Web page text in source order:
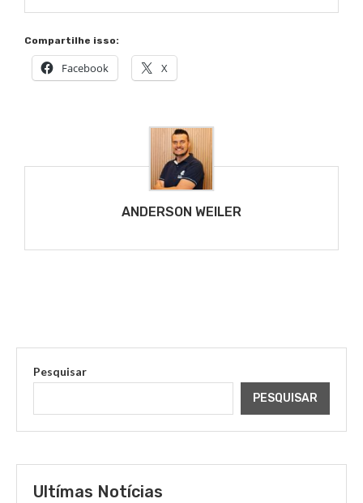
Compartilhe isso:
Facebook X
ANDERSON WEILER
Pesquisar
PESQUISAR
Ultímas Notícias